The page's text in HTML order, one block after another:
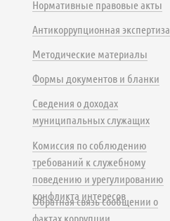
Нормативные правовые акты
Антикоррупционная экспертиза
Методические материалы
Формы документов и бланки
Сведения о доходах
муниципальных служащих
Комиссия по соблюдению
требований к служебному
поведению и урегулированию
конфликта интересов
Обратная связь сообщении о
фактах коррупции